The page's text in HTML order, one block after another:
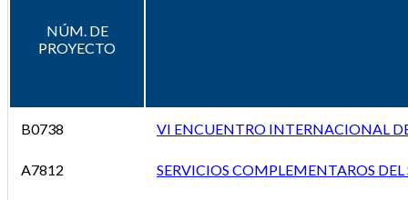
NÚM. DE
PROYECTO
B0738 VI ENCUENTRO INTERNACIONAL
A7812 SERVICIOS COMPLEMENTAROS